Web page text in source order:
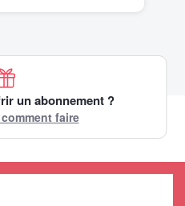
un abonnement ?
faire